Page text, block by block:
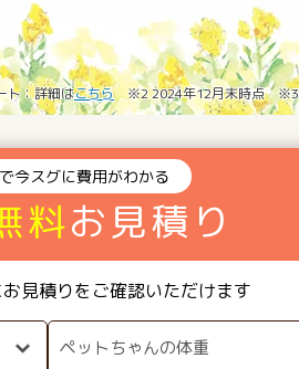
ト：詳細はこちら※2 2024年12月末時点 ※3 紹
今スグに費用がわかる
料お見積り
見積りをご確認いただけます